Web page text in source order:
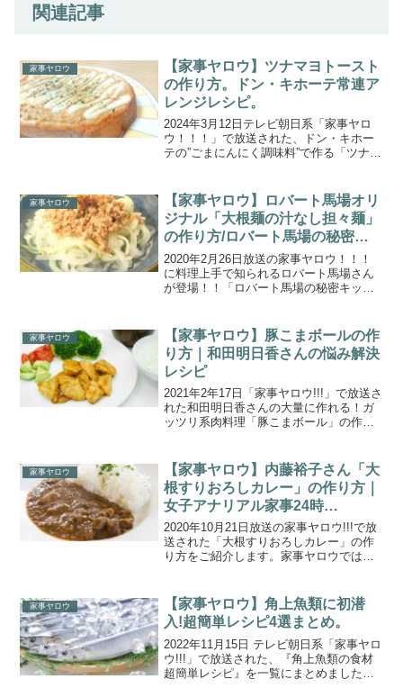
関連記事
家事ヤロウ
【家事ヤロウ】ツナマヨトースト
の作り方。ドン・キホーテ常連ア
レンジレシピ。
2024年3月12日テレビ朝日系「家事ヤロ
ウ！！！」で放送された、ドン・キホー
テの”ごまにんにく調味料”で作る「ツナマ
「ドン・キホーテ」の最新ヒット商品ラ
ンキング20を...
家事ヤロウ
【家事ヤロウ】ロバート馬場オリ
ジナル「大根麺の汁なし担々麺」
の作り方/ロバート馬場の秘密キ
ッチン（20202.26）
2020年2月26日放送の家事ヤロウ！！！
に料理上手で知られるロバート馬場さん
が登場！！「ロバート馬場の秘密キッチ
りました。こちらでは、ロバート馬場さ
んオリジナルの一品...
家事ヤロウ
【家事ヤロウ】豚こまボールの作
り方｜和田明日香さんの悩み解決
レシピ
2021年2年17日「家事ヤロウ!!!」で放送さ
れた和田明日香さんの大量に作れる！ガ
ッツリ系肉料理「豚こまボール」の作り
ンを増やしたい！」「子どもたちに魚を
食べさせたい...
家事ヤロウ
【家事ヤロウ】内藤裕子さん「大
根すりおろしカレー」の作り方｜
女子アナリアル家事24時
(2020.10.21)
2020年10月21日放送の家事ヤロウ!!!で放
送された「大根すりおろしカレー」の作
り方をご紹介します。家事ヤロウではお
レーのレシピを披露！詳しい作り方・レ
シピをご紹...
家事ヤロウ
【家事ヤロウ】角上魚類に初潜
入!超簡単レシピ4選まとめ。
2022年11月15日 テレビ朝日系「家事ヤロ
ウ!!!」で放送された、『角上魚類の食材
超簡単レシピ』を一覧にまとめましたの